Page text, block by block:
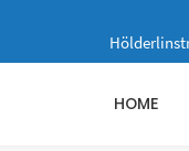
HOME